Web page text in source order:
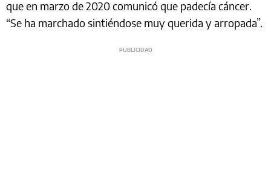
que en marzo de 2020 comunicó que padecía cáncer.
“Se ha marchado sintiéndose muy querida y arropada”.